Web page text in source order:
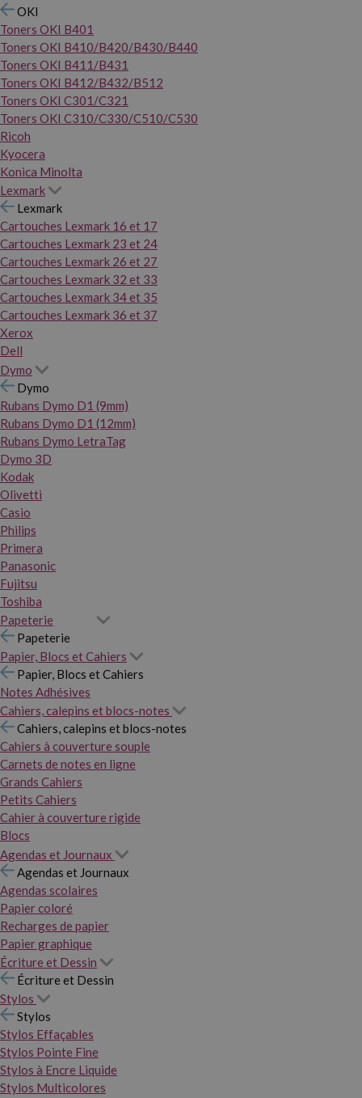
OKI
Toners OKI B401
Toners OKI B410/B420/B430/B440
Toners OKI B411/B431
Toners OKI B412/B432/B512
Toners OKI C301/C321
Toners OKI C310/C330/C510/C530
Ricoh
Kyocera
Konica Minolta
Lexmark
Lexmark
Cartouches Lexmark 16 et 17
Cartouches Lexmark 23 et 24
Cartouches Lexmark 26 et 27
Cartouches Lexmark 32 et 33
Cartouches Lexmark 34 et 35
Cartouches Lexmark 36 et 37
Xerox
Dell
Dymo
Dymo
Rubans Dymo D1 (9mm)
Rubans Dymo D1 (12mm)
Rubans Dymo LetraTag
Dymo 3D
Kodak
Olivetti
Casio
Philips
Primera
Panasonic
Fujitsu
Toshiba
Papeterie
Papeterie
Papier, Blocs et Cahiers
Papier, Blocs et Cahiers
Notes Adhésives
Cahiers, calepins et blocs-notes
Cahiers, calepins et blocs-notes
Cahiers à couverture souple
Carnets de notes en ligne
Grands Cahiers
Petits Cahiers
Cahier à couverture rigide
Blocs
Agendas et Journaux
Agendas et Journaux
Agendas scolaires
Papier coloré
Recharges de papier
Papier graphique
Écriture et Dessin
Écriture et Dessin
Stylos
Stylos
Stylos Effaçables
Stylos Pointe Fine
Stylos à Encre Liquide
Stylos Multicolores